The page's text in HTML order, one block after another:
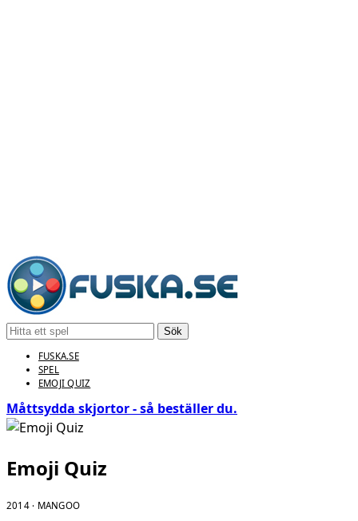
Sök
FUSKA.SE
SPEL
EMOJI QUIZ
Måttsydda skjortor - så beställer du.
Emoji Quiz
2014 · MANGOO